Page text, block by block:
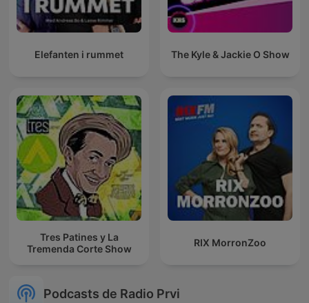
Elefanten i rummet The Kyle & Jackie O Show
Tres Patines y La
Tremenda Corte Show
RIX MorronZoo
Podcasts de Radio Prvi